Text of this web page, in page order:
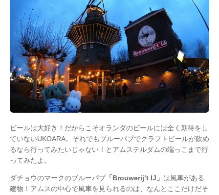
ビールは大好き！だからこそオランダのビールには全く期待をし
ていないUKOARA。それでもブルーパブでクラフトビールが飲め
るなら行ってみたいじゃない！とアムステルダムの端っこまで行
ってみたよ。
ダチョウのマークのブルーパブ 「Brouwerij’t IJ」 は風車がある
建物！アムスの中心で風車を見られるのは、なんとここだけだそ